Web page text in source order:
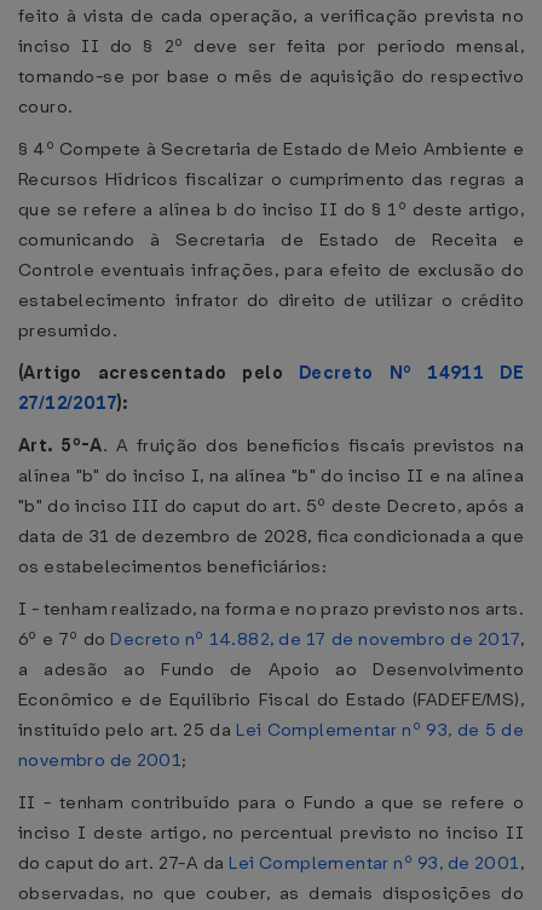
feito à vista de cada operação, a verificação prevista no
inciso II do § 2º deve ser feita por período mensal,
tomando-se por base o mês de aquisição do respectivo
couro.
§ 4º Compete à Secretaria de Estado de Meio Ambiente e
Recursos Hídricos fiscalizar o cumprimento das regras a
que se refere a alínea b do inciso II do § 1º deste artigo,
comunicando à Secretaria de Estado de Receita e
Controle eventuais infrações, para efeito de exclusão do
estabelecimento infrator do direito de utilizar o crédito
presumido.
(Artigo acrescentado pelo Decreto Nº 14911 DE
27/12/2017):
Art. 5º-A. A fruição dos benefícios fiscais previstos na
alínea "b" do inciso I, na alínea "b" do inciso II e na alínea
"b" do inciso III do caput do art. 5º deste Decreto, após a
data de 31 de dezembro de 2028, fica condicionada a que
os estabelecimentos beneficiários:
I - tenham realizado, na forma e no prazo previsto nos arts.
6º e 7º do Decreto nº 14.882, de 17 de novembro de 2017,
a adesão ao Fundo de Apoio ao Desenvolvimento
Econômico e de Equilíbrio Fiscal do Estado (FADEFE/MS),
instituído pelo art. 25 da Lei Complementar nº 93, de 5 de
novembro de 2001;
II - tenham contribuído para o Fundo a que se refere o
inciso I deste artigo, no percentual previsto no inciso II
do caput do art. 27-A da Lei Complementar nº 93, de 2001,
observadas, no que couber, as demais disposições do